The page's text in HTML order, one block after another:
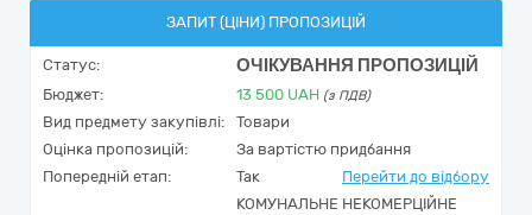
ЗАПИТ (ЦІНИ) ПРОПОЗИЦІЙ
Статус: ОЧІКУВАННЯ ПРОПОЗИЦІЙ
Бюджет: 13 500 UAH (з ПДВ)
Вид предмету закупівлі:
Товари
Оцінка пропозицій:
За вартістю придбання
Попередній етап:
Так Перейти до відбору
КОМУНАЛЬНЕ НЕКОМЕРЦІЙНЕ